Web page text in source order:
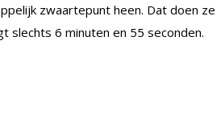
zwaartepunt heen. Dat doen ze
slechts 6 minuten en 55 seconden.